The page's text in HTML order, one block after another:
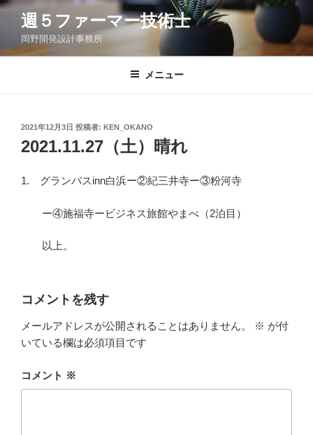
コ
ン
週５ファーマー技術士
岡野開発設計事務所
メニュー
投
稿
日:
2021年12月3日 投稿者: KEN_OKANO
2021.11.27（土）晴れ
1. グランパスinn白浜ー②紀三井寺ー③粉河寺
ー④施福寺ービジネス旅館やまべ（2泊目）
以上。
コメントを残す
メールアドレスが公開されることはありません。 ※ が付
いている欄は必須項目です
コメント ※